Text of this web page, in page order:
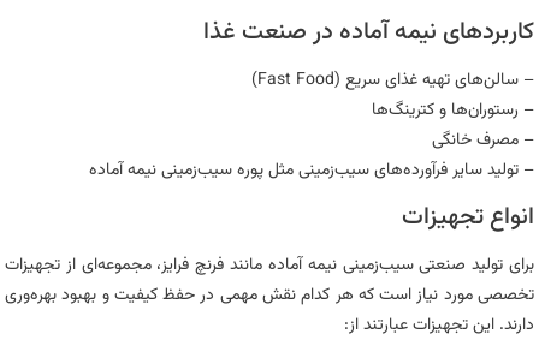
کاربردهای نیمه‌ آماده در صنعت غذا
– سالن‌های تهیه غذای سریع (Fast Food)
– رستوران‌ها و کترینگ‌ها
– مصرف خانگی
– تولید سایر فرآورده‌های سیب‌زمینی مثل پوره سیب‌زمینی نیمه آماده
انواع تجهیزات
برای تولید صنعتی سیب‌زمینی نیمه‌ آماده مانند فرنچ فرایز، مجموعه‌ای از تجهیزات
تخصصی مورد نیاز است که هر کدام نقش مهمی در حفظ کیفیت و بهبود بهره‌وری
دارند. این تجهیزات عبارتند از: